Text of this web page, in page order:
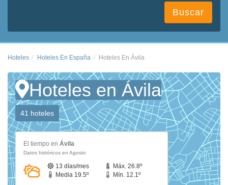
Buscar
Hoteles Hoteles En España Hoteles En Ávila
Hoteles en Ávila
41 hoteles
El tiempo en Ávila
Datos históricos en Agosto
13 días/mes
Máx. 26.8º
Media 19.5º
Mín. 12.1º